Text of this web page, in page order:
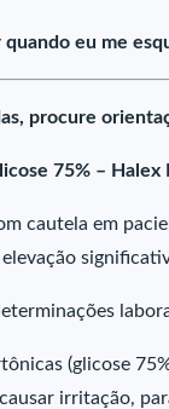
eu me
procure
75% – Halex
cautela em
(glicose
irritação,